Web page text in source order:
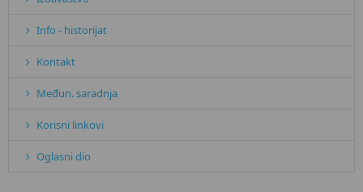
Info - historijat
Kontakt
Međun. saradnja
Korisni linkovi
Oglasni dio